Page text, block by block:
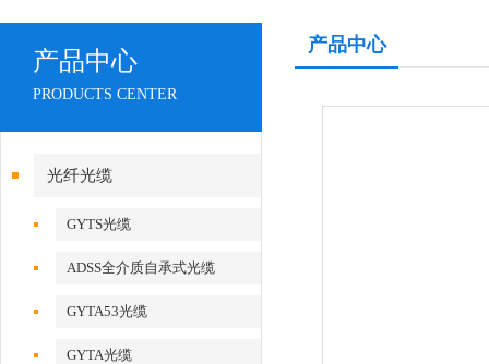
产品中心
PRODUCTS CENTER
光纤光缆
GYTS光缆
ADSS全介质自承式光缆
GYTA53光缆
GYTA光缆
产品中心